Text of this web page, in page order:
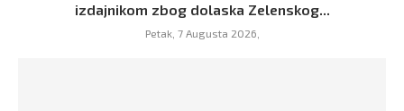
izdajnikom zbog dolaska Zelenskog...
Petak, 7 Augusta 2026,